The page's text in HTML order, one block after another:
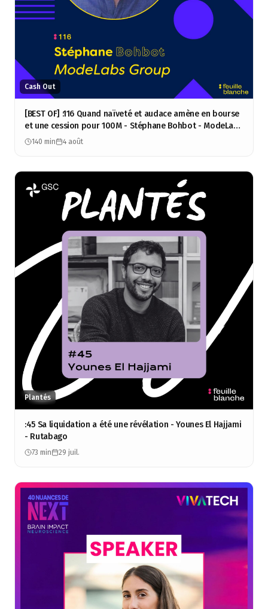
Cash Out
[BEST OF] :116 Quand naïveté et audace amène en bourse
et une cession pour 100M - Stéphane Bohbot - ModeLabs
Group
140 min 4 août
Plantés
:45 Sa liquidation a été une révélation - Younes El Hajjami
- Rutabago
73 min 29 juil.